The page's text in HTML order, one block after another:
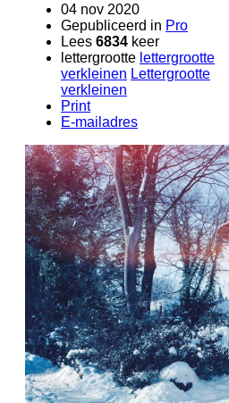
04 nov 2020
Gepubliceerd in Pro
Lees 6834 keer
lettergrootte lettergrootte
verkleinen Lettergrootte
verkleinen
Print
E-mailadres